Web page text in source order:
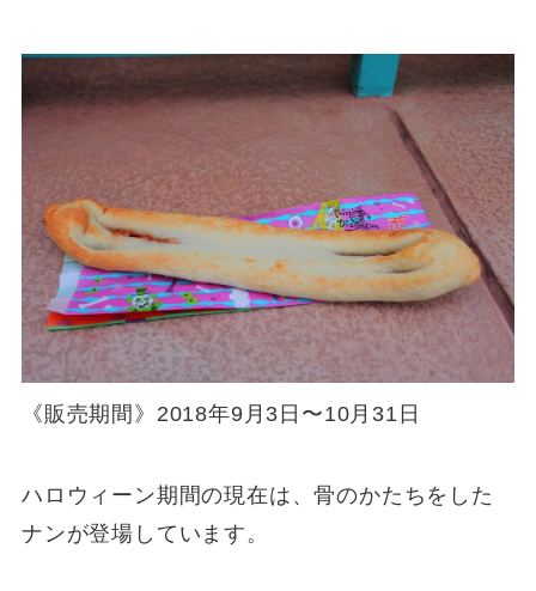
《販売期間》2018年9月3日〜10月31日
ハロウィーン期間の現在は、骨のかたちをした
ナンが登場しています。